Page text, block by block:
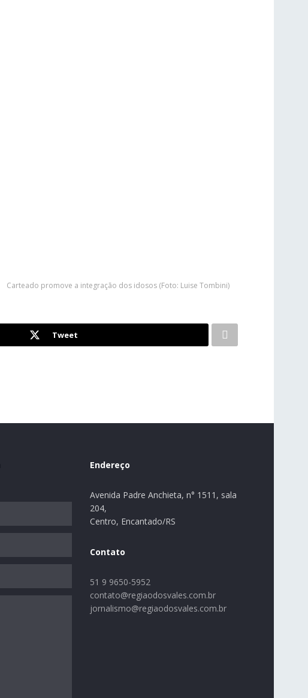
Carteado promove a integração dos idosos (Foto: Luise Tombini)
Tweet
Endereço
Avenida Padre Anchieta, n° 1511, sala
204,
Centro, Encantado/RS
Contato
51 9 9650-5952
contato@regiaodosvales.com.br
jornalismo@regiaodosvales.com.br